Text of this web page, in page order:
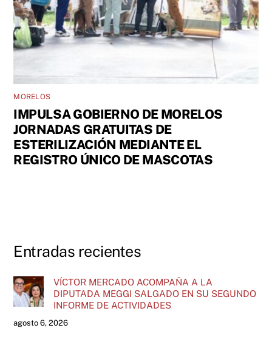
MORELOS
IMPULSA GOBIERNO DE MORELOS
JORNADAS GRATUITAS DE
ESTERILIZACIÓN MEDIANTE EL
REGISTRO ÚNICO DE MASCOTAS
Entradas recientes
VÍCTOR MERCADO ACOMPAÑA A LA
DIPUTADA MEGGI SALGADO EN SU SEGUNDO
INFORME DE ACTIVIDADES
agosto 6, 2026